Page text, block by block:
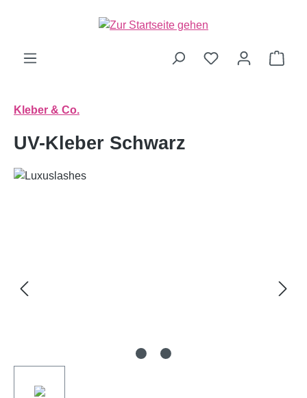
Kleber & Co.
UV-Kleber Schwarz